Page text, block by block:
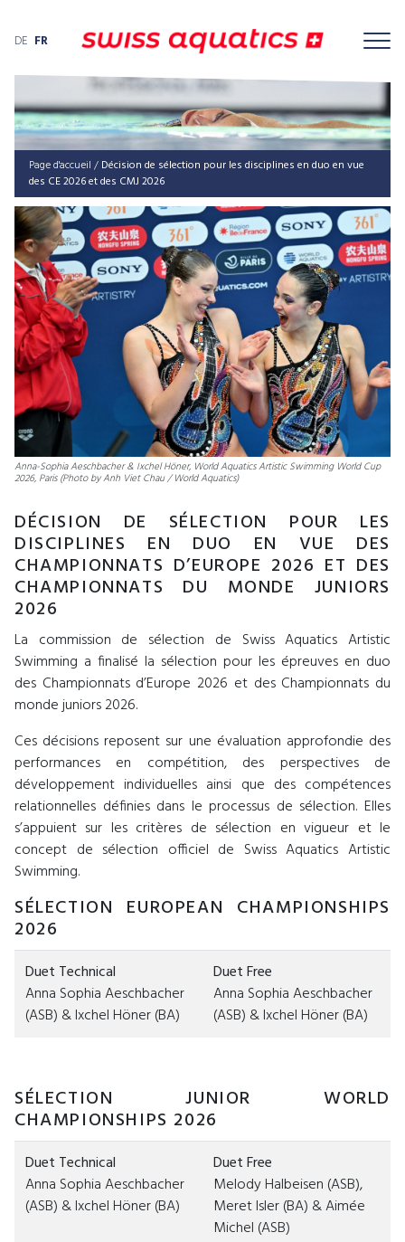
DE FR
Page d'accueil / Décision de sélection pour les disciplines en duo en vue
des CE 2026 et des CMJ 2026
Anna-Sophia Aeschbacher & Ixchel Höner, World Aquatics Artistic Swimming World Cup
2026, Paris (Photo by Anh Viet Chau / World Aquatics)
DÉCISION DE SÉLECTION POUR LES
DISCIPLINES EN DUO EN VUE DES
CHAMPIONNATS D’EUROPE 2026 ET DES
CHAMPIONNATS DU MONDE JUNIORS
2026
La commission de sélection de Swiss Aquatics Artistic
Swimming a finalisé la sélection pour les épreuves en duo
des Championnats d’Europe 2026 et des Championnats du
monde juniors 2026.
Ces décisions reposent sur une évaluation approfondie des
performances en compétition, des perspectives de
développement individuelles ainsi que des compétences
relationnelles définies dans le processus de sélection. Elles
s’appuient sur les critères de sélection en vigueur et le
concept de sélection officiel de Swiss Aquatics Artistic
Swimming.
SÉLECTION EUROPEAN CHAMPIONSHIPS
2026
Duet Technical
Anna Sophia Aeschbacher
(ASB) & Ixchel Höner (BA)
Duet Free
Anna Sophia Aeschbacher
(ASB) & Ixchel Höner (BA)
SÉLECTION JUNIOR WORLD
CHAMPIONSHIPS 2026
Duet Technical
Anna Sophia Aeschbacher
(ASB) & Ixchel Höner (BA)
Duet Free
Melody Halbeisen (ASB),
Meret Isler (BA) & Aimée
Michel (ASB)